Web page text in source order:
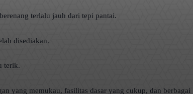
terlalu jauh dari tepi pantai.
disediakan.
terik.
yang memukau, fasilitas dasar yang cukup, dan berbagai